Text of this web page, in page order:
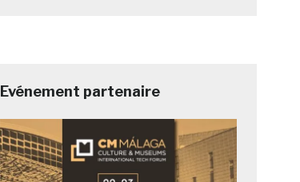
Evénement partenaire